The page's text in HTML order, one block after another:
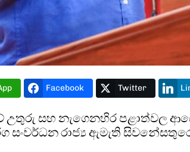
Facebook Twitter
උතුරු සහ නැගෙනහිර පළාත්වල
සංවර්ධන රාජ්‍ය ඇමැති